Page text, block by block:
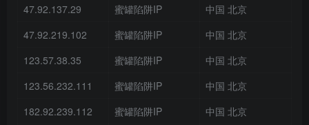
47.92.137.29
蜜罐陷阱IP
中国 北京
47.92.219.102
蜜罐陷阱IP
中国 北京
123.57.38.35
蜜罐陷阱IP
中国 北京
123.56.232.111
蜜罐陷阱IP
中国 北京
182.92.239.112
蜜罐陷阱IP
中国 北京